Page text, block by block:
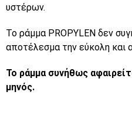
υστέρων.
Το ράμμα PROPYLEN δεν
αποτέλεσμα την εύκολη και
Το ράμμα συνήθως
μηνός.